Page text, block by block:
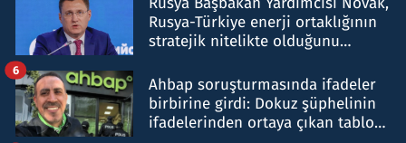
Rusya-Türkiye enerji ortaklığının
stratejik nitelikte olduğunu
Ahbap soruşturmasında ifadeler
birbirine girdi: Dokuz şüphelinin
ifadelerinden ortaya çıkan tablo
6